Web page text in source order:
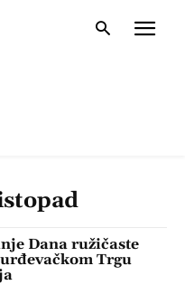
Dana ružičaste
Trgu